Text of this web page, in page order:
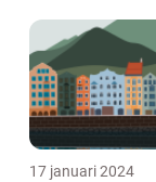
17 januari 2024